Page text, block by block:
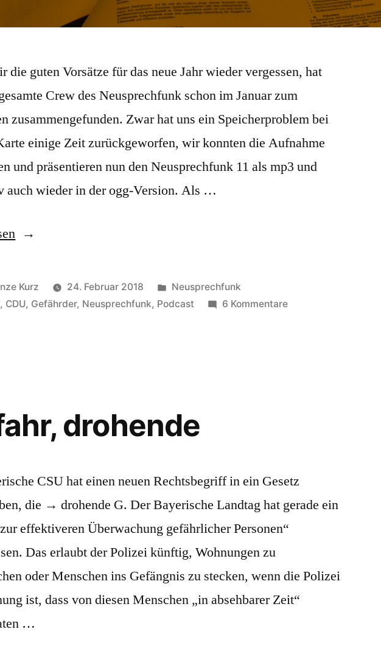
die guten Vorsätze für das neue Jahr wieder vergessen, hat
Crew des Neusprechfunk schon im Januar zum
zusammengefunden. Zwar hat uns ein Speicherproblem bei
einige Zeit zurückgeworfen, wir konnten die Aufnahme
und präsentieren nun den Neusprechfunk 11 als mp3 und
auch wieder in der ogg-Version. Als …
Kurz 24. Februar 2018
Veröffentlicht
in
Neusprechfunk
, CDU, Gefährder, Neusprechfunk, Podcast 6 Kommentarezu
drohende
CSU hat einen neuen Rechtsbegriff in ein Gesetz
die → drohende G. Der Bayerische Landtag hat gerade ein
effektiveren Überwachung gefährlicher Personen“
Das erlaubt der Polizei künftig, Wohnungen zu
oder Menschen ins Gefängnis zu stecken, wenn die Polizei
ist, dass von diesen Menschen „in absehbarer Zeit“
…